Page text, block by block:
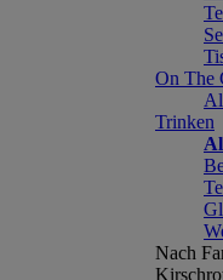
On The
Trinken
Nach